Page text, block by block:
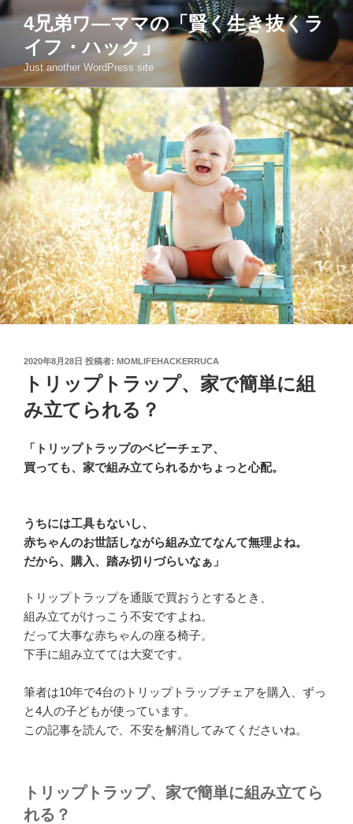
コ
ン
ツ
へ
ス
キ
プ
4兄弟ワ―ママの「賢く生き抜くラ
イフ・ハック」
Just another WordPress site
投
稿
2020年8月28日 投稿者: MOMLIFEHACKERRUCA
トリップトラップ、家で簡単に組
み立てられる？
「トリップトラップのベビーチェア、
買っても、家で組み立てられるかちょっと心配。
うちには工具もないし、
赤ちゃんのお世話しながら組み立てなんて無理よね。
だから、購入、踏み切りづらいなぁ」
トリップトラップを通販で買おうとするとき、
組み立てがけっこう不安ですよね。
だって大事な赤ちゃんの座る椅子。
下手に組み立てては大変です。
筆者は10年で4台のトリップトラップチェアを購入、ずっ
と4人の子どもが使っています。
この記事を読んで、不安を解消してみてくださいね。
トリップトラップ、家で簡単に組み立てら
れる？